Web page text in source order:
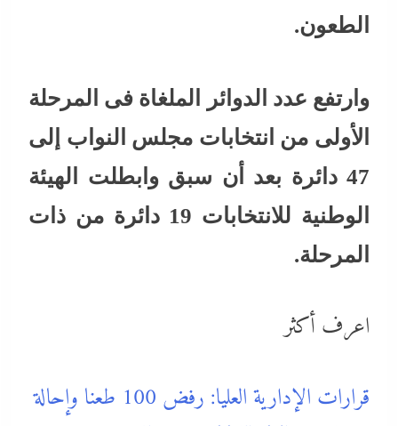
الطعون.
وارتفع عدد الدوائر الملغاة فى المرحلة
الأولى من انتخابات مجلس النواب إلى
47 دائرة بعد أن سبق وابطلت الهيئة
الوطنية للانتخابات 19 دائرة من ذات
المرحلة.
اعرف أكثر
قرارات الإدارية العليا: رفض 100 طعنا وإحالة